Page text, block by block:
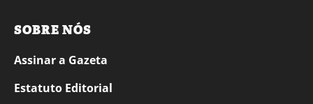
SOBRE NÓS
Assinar a Gazeta
Estatuto Editorial